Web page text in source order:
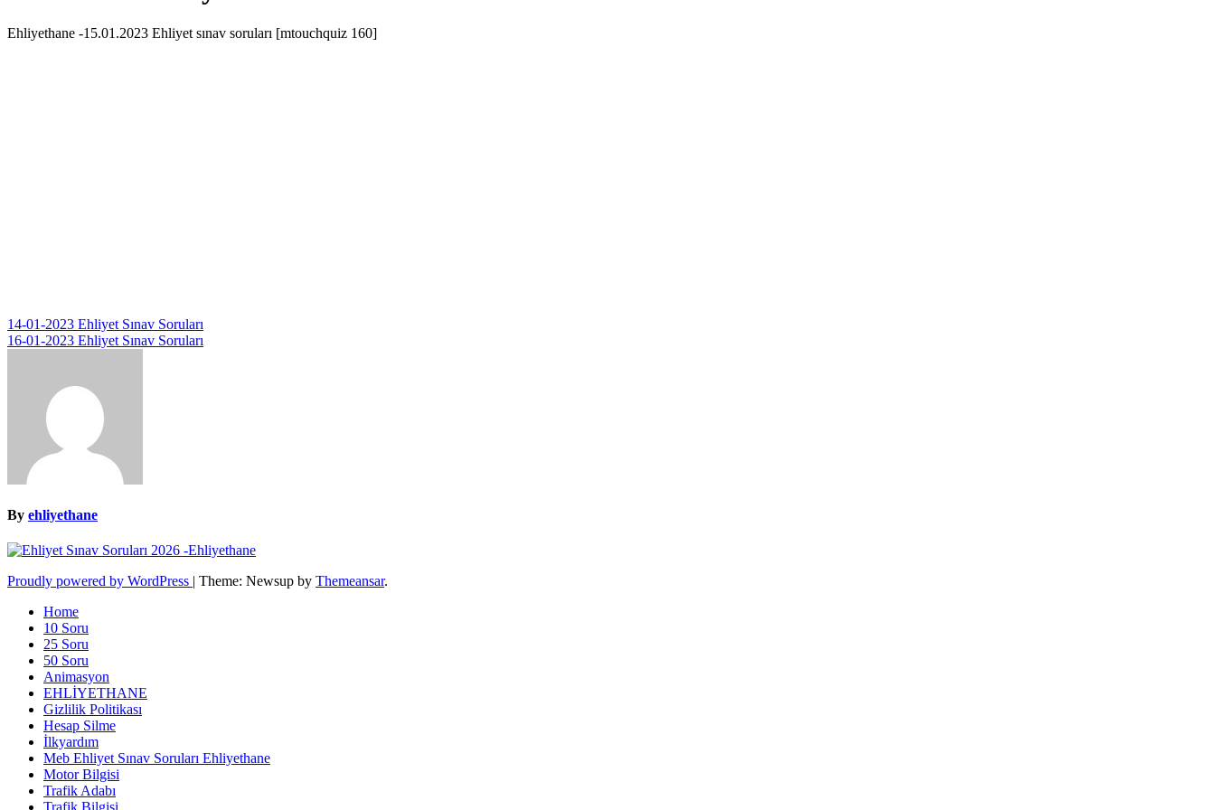
Ehliyethane -15.01.2023 Ehliyet sınav soruları [mtouchquiz 160]
Yazı
gezinmesi
14-01-2023 Ehliyet Sınav Soruları
16-01-2023 Ehliyet Sınav Soruları
By ehliyethane
Proudly powered by WordPress | Theme: Newsup by Themeansar.
Home
10 Soru
25 Soru
50 Soru
Animasyon
EHLİYETHANE
Gizlilik Politikası
Hesap Silme
İlkyardım
Meb Ehliyet Sınav Soruları Ehliyethane
Motor Bilgisi
Trafik Adabı